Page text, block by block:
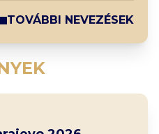
TOVÁBBI NEVEZÉSEK